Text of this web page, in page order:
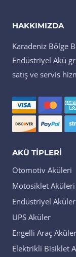
HAKKIMIZDA
Karadeniz Bölge
Endüstriyel Akü
satış ve servis
AKÜ TIPLERI
Otomotiv Aküleri
Motosiklet Aküleri
Endüstriyel Aküler
UPS Aküler
Engelli Araç
Elektrikli Bisiklet